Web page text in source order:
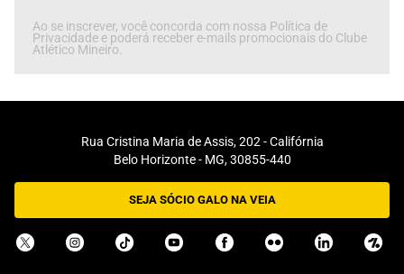
Ao se inscrever, você concorda com nossa Política de
Privacidade e poderá receber e-mails promocionais do Clube
Atlético Mineiro.
Rua Cristina Maria de Assis, 202 - Califórnia
Belo Horizonte - MG, 30855-440
SEJA SÓCIO GALO NA VEIA